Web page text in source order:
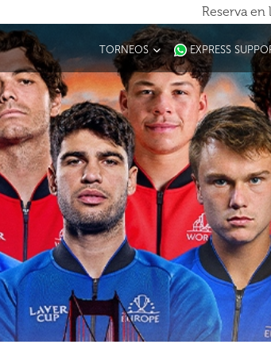
Reserva
TORNEOS EXPRESS